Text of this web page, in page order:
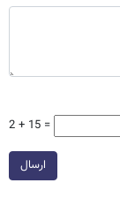
2 + 15 =
ارسال